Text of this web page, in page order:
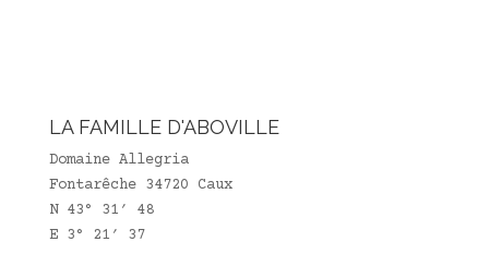
LA FAMILLE D'ABOVILLE
Domaine Allegria
Fontarêche 34720 Caux
N 43° 31′ 48
E 3° 21′ 37